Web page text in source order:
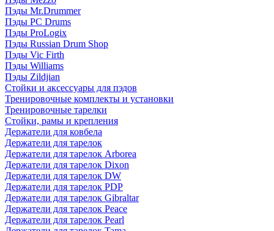
Пэды Mr.Drummer
Пэды PC Drums
Пэды ProLogix
Пэды Russian Drum Shop
Пэды Vic Firth
Пэды Williams
Пэды Zildjian
Стойки и аксессуары для пэдов
Тренировочные комплекты и установки
Тренировочные тарелки
Стойки, рамы и крепления
Держатели для ковбела
Держатели для тарелок
Держатели для тарелок Arborea
Держатели для тарелок Dixon
Держатели для тарелок DW
Держатели для тарелок PDP
Держатели для тарелок Gibraltar
Держатели для тарелок Peace
Держатели для тарелок Pearl